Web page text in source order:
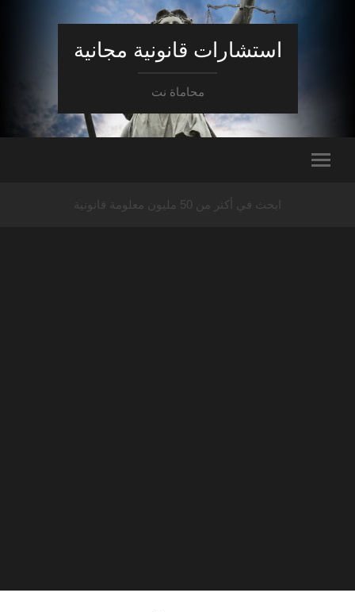
استشارات قانونية مجانية
محاماة نت
ابحث في أكثر من 50 مليون معلومة قانونية